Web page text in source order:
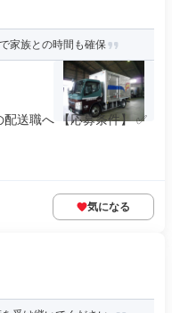
家族との時間も確保
送職へ 【応募条件】 ✅
気になる